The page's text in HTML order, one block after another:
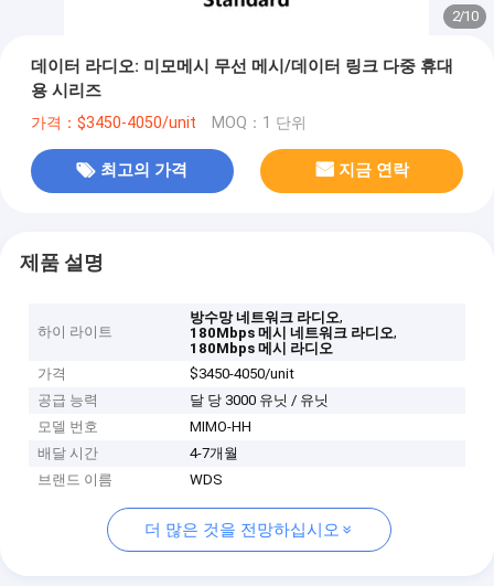
2/10
데이터 라디오: 미모메시 무선 메시/데이터 링크 다중 휴대
용 시리즈
가격：$3450-4050/unit MOQ：1 단위
최고의 가격 지금 연락
제품 설명
하이 라이트
방수망 네트워크 라디오,
180Mbps 메시 네트워크 라디오,
180Mbps 메시 라디오
가격
$3450-4050/unit
공급 능력
달 당 3000 유닛 / 유닛
모델 번호
MIMO-HH
배달 시간
4-7개월
브랜드 이름
WDS
더 많은 것을 전망하십시오